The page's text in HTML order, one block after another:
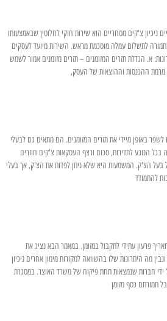
ניכיון צ'קים מסחריים הוא שירות חוקי לחלוטין שבאמצעותו
לתשלום עמלה מוסכמת מראש. השירות מיועד לעסקים
א. הגדלת תזרים המזומנים – תזרים מזומנים אמור לשמש
ההכנסות וההוצאות של העסק,
לשפר באופן מיידי את תזרים המזומנים. הם מתאים גם לבעלי
הנוגע לתדירות, סכום ורצף העסקאות צ'קים חוזרים
בעל הצ'ק. המשמעות היא שלא ניתן לפדות את הצ'ק, אך בעלי
להתמודד
פרעון עתידי לתקבול במזומן. במאמר הבא נציג את
מה היתרונות שלו בהשוואה למקורות מימון אחרים ניכיון
ידי חברות שנמצאות תחת פיקוח של משרד האוצר. במסגרת
תמורתם כסף מזומן